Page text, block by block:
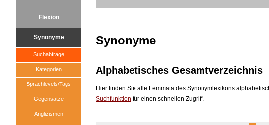
Flexion
Synonyme
Suchabfrage
Kategorien
Sprachlevels/Tags
Gegensätze
Anglizismen
Synonyme
Alphabetisches Gesamtverzeichnis
Hier finden Sie alle Lemmata des Synonymlexikons
Suchfunktion für einen schnellen Zugriff.